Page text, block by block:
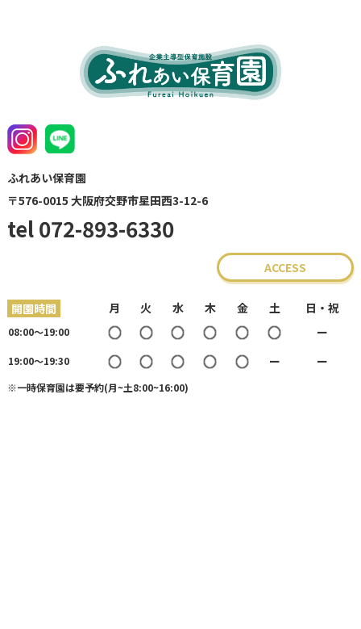
ふれあい保育園
〒576-0015 大阪府交野市星田西3-12-6
tel 072-893-6330
ACCESS
開園時間 月 火 水 木 金 土 日・祝
08:00〜19:00 ○ ○ ○ ○ ○ ○ ー
19:00〜19:30 ○ ○ ○ ○ ○ ー ー
※一時保育園は要予約(月~土8:00~16:00)